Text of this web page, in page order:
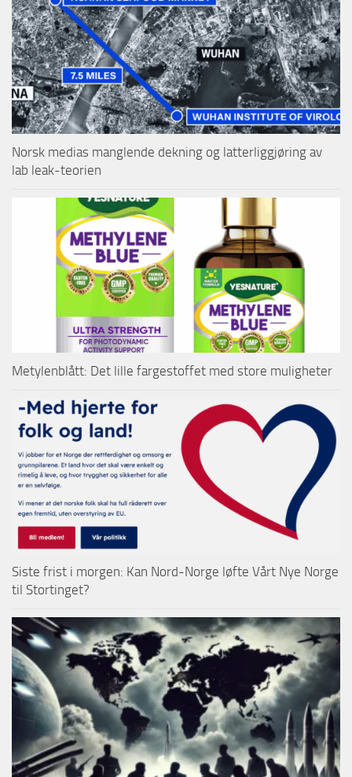
Norsk medias manglende dekning og latterliggjøring av
lab leak-teorien
Metylenblått: Det lille fargestoffet med store muligheter
Siste frist i morgen: Kan Nord-Norge løfte Vårt Nye Norge
til Stortinget?